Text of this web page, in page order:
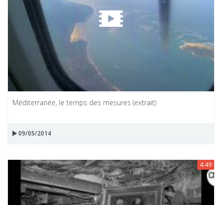
Méditerranée, le temps des mesures (extrait)
09/05/2014
4:49